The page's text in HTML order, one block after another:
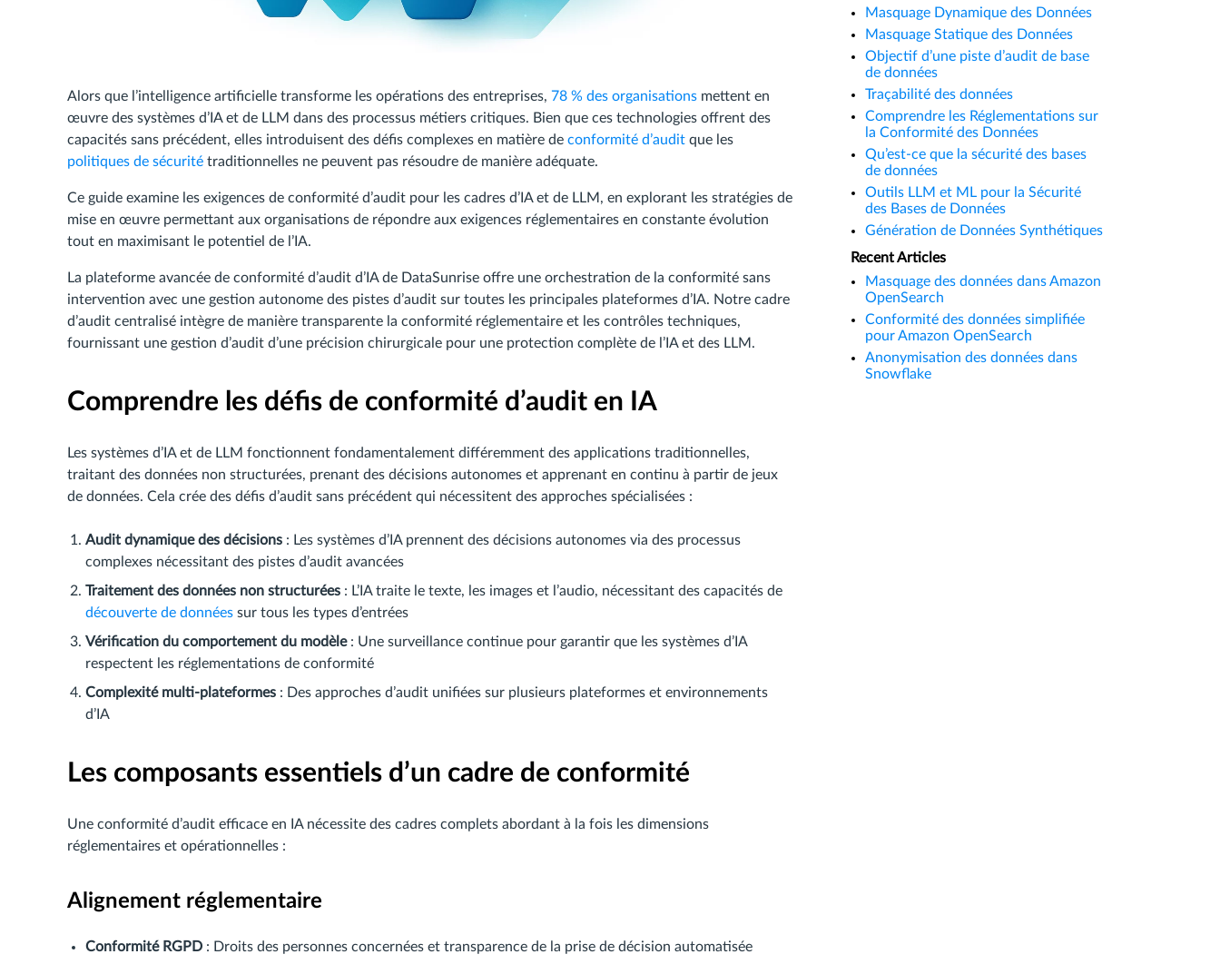
Alors que l’intelligence artificielle transforme les opérations des entreprises, 78 % des organisations mettent en
œuvre des systèmes d’IA et de LLM dans des processus métiers critiques. Bien que ces technologies offrent des
capacités sans précédent, elles introduisent des défis complexes en matière de conformité d’audit que les
politiques de sécurité traditionnelles ne peuvent pas résoudre de manière adéquate.
Ce guide examine les exigences de conformité d’audit pour les cadres d’IA et de LLM, en explorant les stratégies de
mise en œuvre permettant aux organisations de répondre aux exigences réglementaires en constante évolution
tout en maximisant le potentiel de l’IA.
La plateforme avancée de conformité d’audit d’IA de DataSunrise offre une orchestration de la conformité sans
intervention avec une gestion autonome des pistes d’audit sur toutes les principales plateformes d’IA. Notre cadre
d’audit centralisé intègre de manière transparente la conformité réglementaire et les contrôles techniques,
fournissant une gestion d’audit d’une précision chirurgicale pour une protection complète de l’IA et des LLM.
Comprendre les défis de conformité d’audit en IA
Les systèmes d’IA et de LLM fonctionnent fondamentalement différemment des applications traditionnelles,
traitant des données non structurées, prenant des décisions autonomes et apprenant en continu à partir de jeux
de données. Cela crée des défis d’audit sans précédent qui nécessitent des approches spécialisées :
Audit dynamique des décisions : Les systèmes d’IA prennent des décisions autonomes via des processus
complexes nécessitant des pistes d’audit avancées
Traitement des données non structurées : L’IA traite le texte, les images et l’audio, nécessitant des capacités de
découverte de données sur tous les types d’entrées
Vérification du comportement du modèle: Une surveillance continue pour garantir que les systèmes d’IA
respectent les réglementations de conformité
Complexité multi-plateformes : Des approches d’audit unifiées sur plusieurs plateformes et environnements
d’IA
Les composants essentiels d’un cadre de conformité
Une conformité d’audit efficace en IA nécessite des cadres complets abordant à la fois les dimensions
réglementaires et opérationnelles :
Alignement réglementaire
Conformité RGPD : Droits des personnes concernées et transparence de la prise de décision automatisée
Masquage Dynamique des Données
Masquage Statique des Données
Objectif d’une piste d’audit de base
de données
Traçabilité des données
Comprendre les Réglementations sur
la Conformité des Données
Qu’est-ce que la sécurité des bases
de données
Outils LLM et ML pour la Sécurité
des Bases de Données
Génération de Données Synthétiques
Recent Articles
Masquage des données dans Amazon
OpenSearch
Conformité des données simplifiée
pour Amazon OpenSearch
Anonymisation des données dans
Snowflake